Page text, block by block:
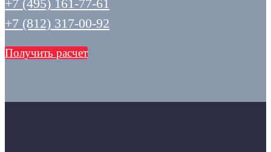
+7 (495) 161-77-61
+7 (812) 317-00-92
Получить расчет